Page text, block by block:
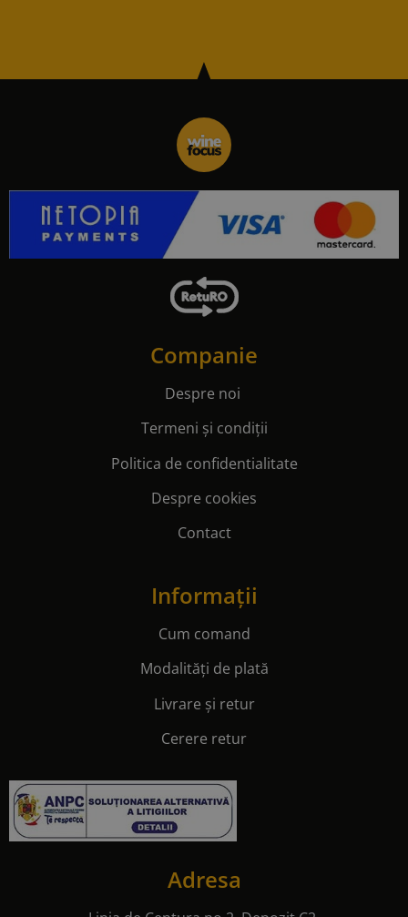
Companie
Despre noi
Termeni și condiții
Politica de confidentialitate
Despre cookies
Contact
Informații
Cum comand
Modalități de plată
Livrare și retur
Cerere retur
Adresa